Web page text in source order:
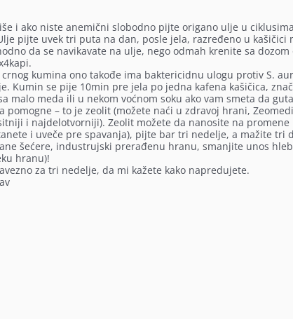
i ako niste anemični slobodno pijte origano ulje u
pijte uvek tri puta na dan, posle jela, razređeno u kašičici
da se navikavate na ulje, nego odmah krenite sa
kumina ono takođe ima baktericidnu ulogu protiv S.
Kumin se pije 10min pre jela po jedna kafena kašičica,
malo meda ili u nekom voćnom soku ako vam smeta da
pomogne – to je zeolit (možete naći u zdravoj hrani,
i najdelotvorniji). Zeolit možete da nanosite na
i uveče pre spavanja), pijte bar tri nedelje, a mažite tri
šećere, industrujski prerađenu hranu, smanjite unos
hranu)!
za tri nedelje, da mi kažete kako napredujete.